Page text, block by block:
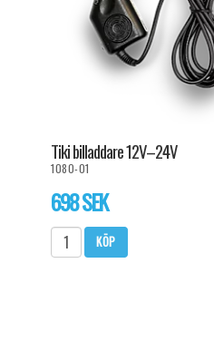
Tiki billaddare 12V–24V
1080-01
698 SEK
KÖP